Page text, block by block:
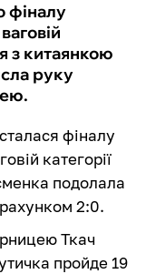
фіналу
з китаянкою
руку
фіналу
категорії
подолала
2:0.
Ткач
пройде 19